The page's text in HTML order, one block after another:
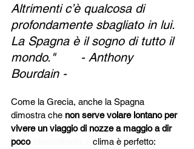
Altrimenti c’è qualcosa di
profondamente sbagliato in lui.
La Spagna è il sogno di tutto il
mondo."       - Anthony
Bourdain -
Come la Grecia, anche la Spagna
dimostra che non serve volare lontano per
vivere un viaggio di nozze a maggio a dir
poco
clima è perfetto: